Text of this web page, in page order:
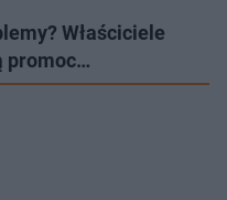
Właściciele
promoc…